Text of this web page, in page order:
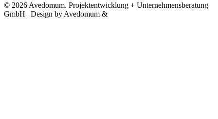
© 2026 Avedomum. Projektentwicklung + Unternehmensberatung
GmbH | Design by Avedomum &